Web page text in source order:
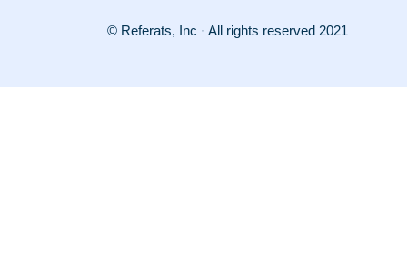
© Referats, Inc · All rights reserved 2021